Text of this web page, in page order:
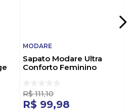
MODARE
Sapato Modare Ultra
Conforto Feminino
R$ 111,10
R$ 99,98